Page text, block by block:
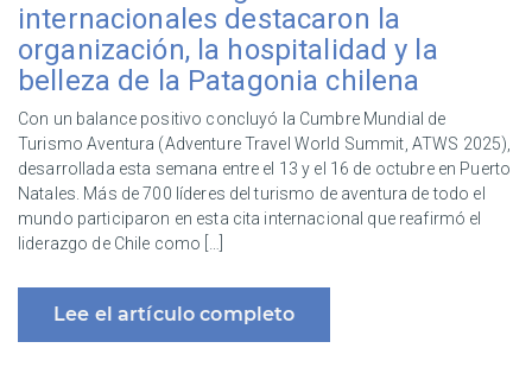
internacionales destacaron la
organización, la hospitalidad y la
belleza de la Patagonia chilena
Con un balance positivo concluyó la Cumbre Mundial de
Turismo Aventura (Adventure Travel World Summit, ATWS 2025),
desarrollada esta semana entre el 13 y el 16 de octubre en Puerto
Natales. Más de 700 líderes del turismo de aventura de todo el
mundo participaron en esta cita internacional que reafirmó el
liderazgo de Chile como […]
Lee el artículo completo